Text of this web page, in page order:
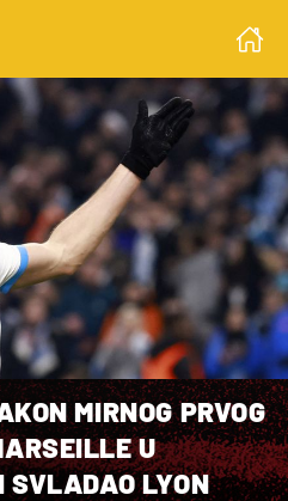
MIRNOG PRVOG
U
LYON